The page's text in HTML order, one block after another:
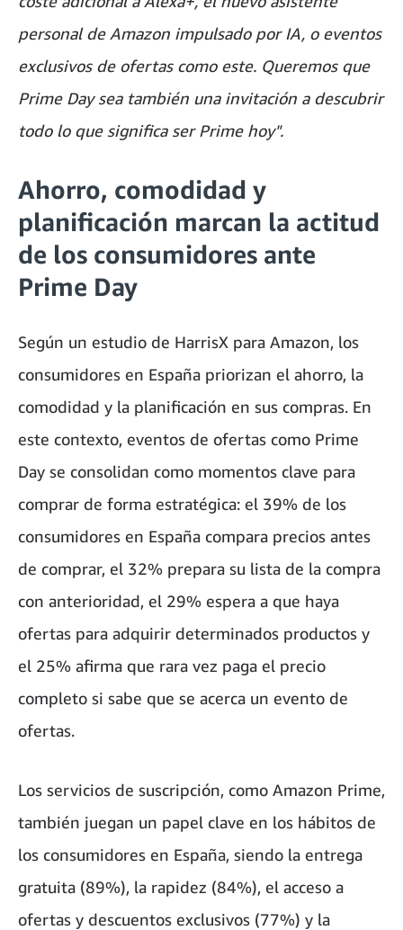
personal de Amazon impulsado por IA, o eventos
exclusivos de ofertas como este. Queremos que
Prime Day sea también una invitación a descubrir
todo lo que significa ser Prime hoy".
Ahorro, comodidad y
planificación marcan la actitud
de los consumidores ante
Prime Day
Según un estudio de HarrisX para Amazon, los
consumidores en España priorizan el ahorro, la
comodidad y la planificación en sus compras. En
este contexto, eventos de ofertas como Prime
Day se consolidan como momentos clave para
comprar de forma estratégica: el 39% de los
consumidores en España compara precios antes
de comprar, el 32% prepara su lista de la compra
con anterioridad, el 29% espera a que haya
ofertas para adquirir determinados productos y
el 25% afirma que rara vez paga el precio
completo si sabe que se acerca un evento de
ofertas.
Los servicios de suscripción, como Amazon Prime,
también juegan un papel clave en los hábitos de
los consumidores en España, siendo la entrega
gratuita (89%), la rapidez (84%), el acceso a
ofertas y descuentos exclusivos (77%) y la